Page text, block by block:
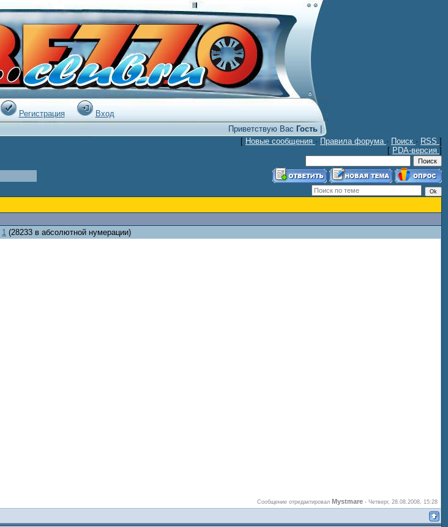
Регистрация
Вход
Приветствую Вас Гость|
[ Новые сообщения · Правила форума · Поиск · RSS ]
[ PDA-версия ]
1 (28233 в абсолютной нумерации)
Сообщение отредактировал Mystmare - Четверг, 28.08.2008, 15:28